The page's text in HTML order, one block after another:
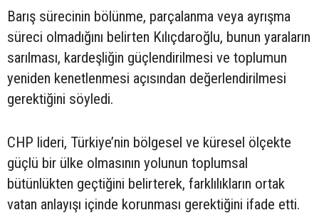
Barış sürecinin bölünme, parçalanma veya ayrışma
süreci olmadığını belirten Kılıçdaroğlu, bunun yaraların
sarılması, kardeşliğin güçlendirilmesi ve toplumun
yeniden kenetlenmesi açısından değerlendirilmesi
gerektiğini söyledi.
CHP lideri, Türkiye’nin bölgesel ve küresel ölçekte
güçlü bir ülke olmasının yolunun toplumsal
bütünlükten geçtiğini belirterek, farklılıkların ortak
vatan anlayışı içinde korunması gerektiğini ifade etti.